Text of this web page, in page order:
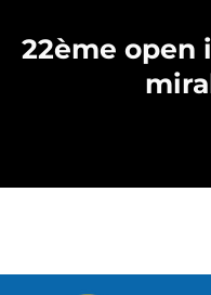
22ème open